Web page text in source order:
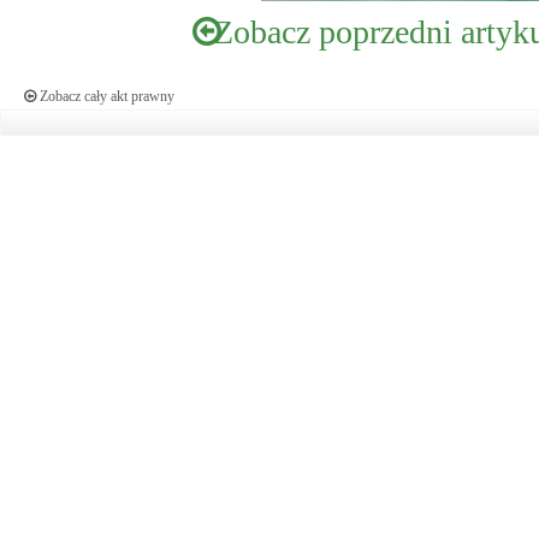
Zobacz poprzedni
Zobacz cały akt prawny